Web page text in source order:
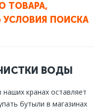
ТОВАРА,
УСЛОВИЯ ПОИСКА
ВОДЫ
кранах оставляет
бутыли в магазинах